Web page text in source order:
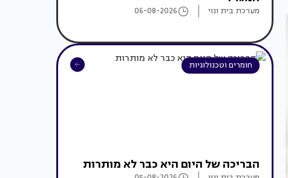
מערכת בית ונוי 06-08-2026
חומרים וטכנולוגיות
הבריכה של היום היא כבר לא מותרות